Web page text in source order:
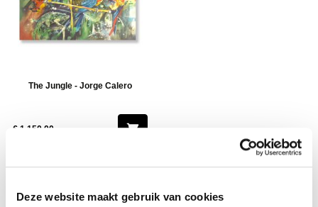
Deze website maakt gebruik van cookies
The Jungle - Jorge Calero
€ 1.150,00